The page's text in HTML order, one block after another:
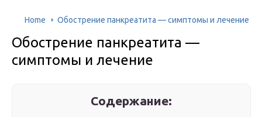
Home Обострение панкреатита — симптомы и лечение
Обострение панкреатита —
симптомы и лечение
Содержание: